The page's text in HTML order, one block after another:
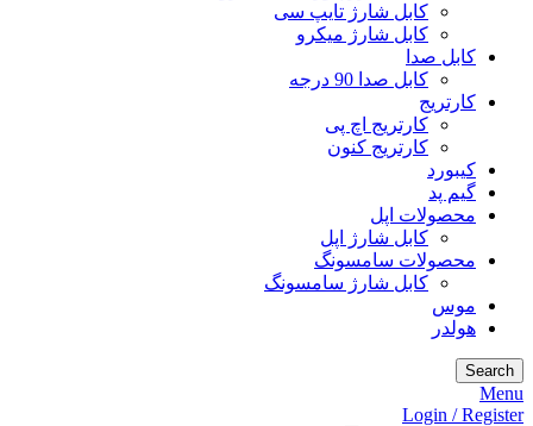
کابل شارژ تایپ سی
کابل شارژ میکرو
کابل صدا
کابل صدا 90 درجه
کارتریج
کارتریج اچ پی
کارتریج کنون
کیبورد
گیم پد
محصولات اپل
کابل شارژ اپل
محصولات سامسونگ
کابل شارژ سامسونگ
موس
هولدر
Search
Menu
Login / Register